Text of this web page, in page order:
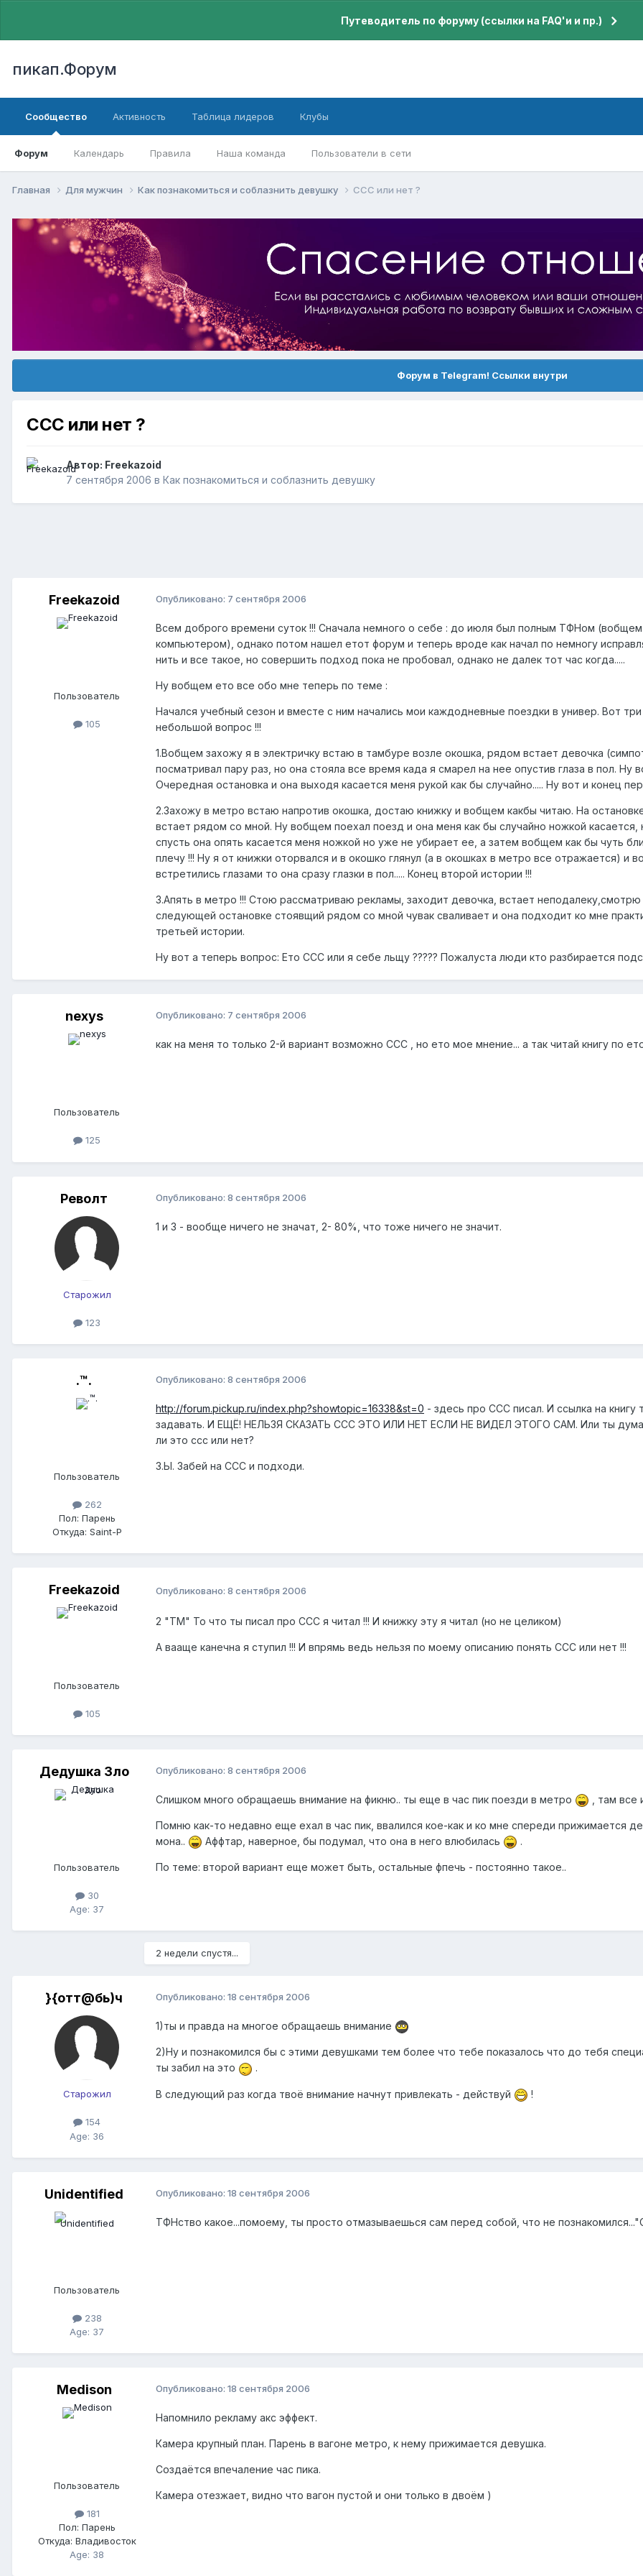
Путеводитель по форуму (ссылки на FAQ'и и пр.)
пикап.Форум
Сообщество
Форум Календарь Правила Наша команда Пользователи в сети
Активность Таблица лидеров Клубы
Главная Для мужчин Как познакомиться и соблазнить девушку ССС или нет ?
Форум в Telegram! Ссылки внутри
ССС или нет ?
Автор: Freekazoid
7 сентября 2006 в Как познакомиться и соблазнить девушку
Freekazoid
Пользователь
105
Опубликовано: 7 сентября 2006
Всем доброго времени суток !!! Сначала немного о себе : до июля был полным ТФНом
компьютером), однако потом нашел етот форум и теперь вроде как начал по немногу
нить и все такое, но совершить подход пока не пробовал, однако не далек тот час когда.....
Ну вобщем ето все обо мне теперь по теме :
Начался учебный сезон и вместе с ним начались мои каждодневные поездки в универ. Вот
небольшой вопрос !!!
1.Вобщем захожу я в электричку встаю в тамбуре возле окошка, рядом встает девочка
посматривал пару раз, но она стояла все время када я смарел на нее опустив глаза в пол.
Очередная остановка и она выходя касается меня рукой как бы случайно..... Ну вот и конец
2.Захожу в метро встаю напротив окошка, достаю книжку и вобщем какбы читаю. На
встает рядом со мной. Ну вобщем поехал поезд и она меня как бы случайно ножкой
спусть она опять касается меня ножкой но уже не убирает ее, а затем вобщем как бы чуть
плечу !!! Ну я от книжки оторвался и в окошко глянул (а в окошках в метро все отражается) и
встретились глазами то она сразу глазки в пол..... Конец второй истории !!!
3.Апять в метро !!! Стою рассматриваю рекламы, заходит девочка, встает
следующей остановке стоявщий рядом со мной чувак сваливает и она подходит ко мне
третьей истории.
Ну вот а теперь вопрос: Ето ССС или я себе льщу ????? Пожалуста люди кто разбирается
nexys
Пользователь
125
Опубликовано: 7 сентября 2006
как на меня то только 2-й вариант возможно ССС , но ето мое мнение... а так читай книгу по
Револт
Старожил
123
Опубликовано: 8 сентября 2006
1 и 3 - вообще ничего не значат, 2- 80%, что тоже ничего не значит.
.™.
Пользователь
262
Пол: Парень
Откуда: Saint-P
Опубликовано: 8 сентября 2006
http://forum.pickup.ru/index.php?showtopic=16338&st=0 - здесь про ССС писал. И ссылка на
задавать. И ЕЩЁ! НЕЛЬЗЯ СКАЗАТЬ ССС ЭТО ИЛИ НЕТ ЕСЛИ НЕ ВИДЕЛ ЭТОГО САМ. Или ты
ли это ссс или нет?
З.Ы. Забей на ССС и подходи.
Freekazoid
Пользователь
105
Опубликовано: 8 сентября 2006
2 "TM" То что ты писал про ССС я читал !!! И книжку эту я читал (но не целиком)
А вааще канечна я ступил !!! И впрямь ведь нельзя по моему описанию понять ССС или нет !!!
Дедушка Зло
Пользователь
30
Age: 37
Опубликовано: 8 сентября 2006
Слишком много обращаешь внимание на фикню.. ты еще в час пик поезди в метро , там все
Помню как-то недавно еще ехал в час пик, ввалился кое-как и ко мне спереди прижимается
мона..
Аффтар, наверное, бы подумал, что она в него влюбилась .
По теме: второй вариант еще может быть, остальные фпечь - постоянно такое..
2 недели спустя...
}{oтт@бь)ч
Старожил
154
Age: 36
Опубликовано: 18 сентября 2006
1)ты и правда на многое обращаешь внимание
2)Ну и познакомился бы с этими девушками тем более что тебе показалось что до тебя
ты забил на это
.
В следующий раз когда твоё внимание начнут привлекать - действуй !
Unidentified
Пользователь
238
Age: 37
Опубликовано: 18 сентября 2006
ТФНство какое...помоему, ты просто отмазываешься сам перед собой, что не
Medison
Пользователь
181
Пол: Парень
Откуда: Владивосток
Age: 38
Опубликовано: 18 сентября 2006
Напомнило рекламу акс эффект.
Камера крупный план. Парень в вагоне метро, к нему прижимается девушка.
Создаётся впечаление час пика.
Камера отезжает, видно что вагон пустой и они только в двоём )